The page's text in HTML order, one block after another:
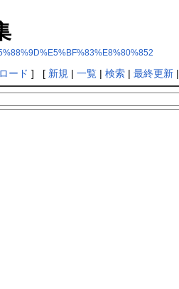
ード ] [ 新規 | 一覧| 検索| 最終更新|